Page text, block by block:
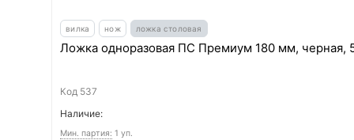
вилка нож ложка столовая
Ложка одноразовая ПС Премиум 180 мм, черная,
Код 537
Наличие:
Мин. партия: 1 уп.